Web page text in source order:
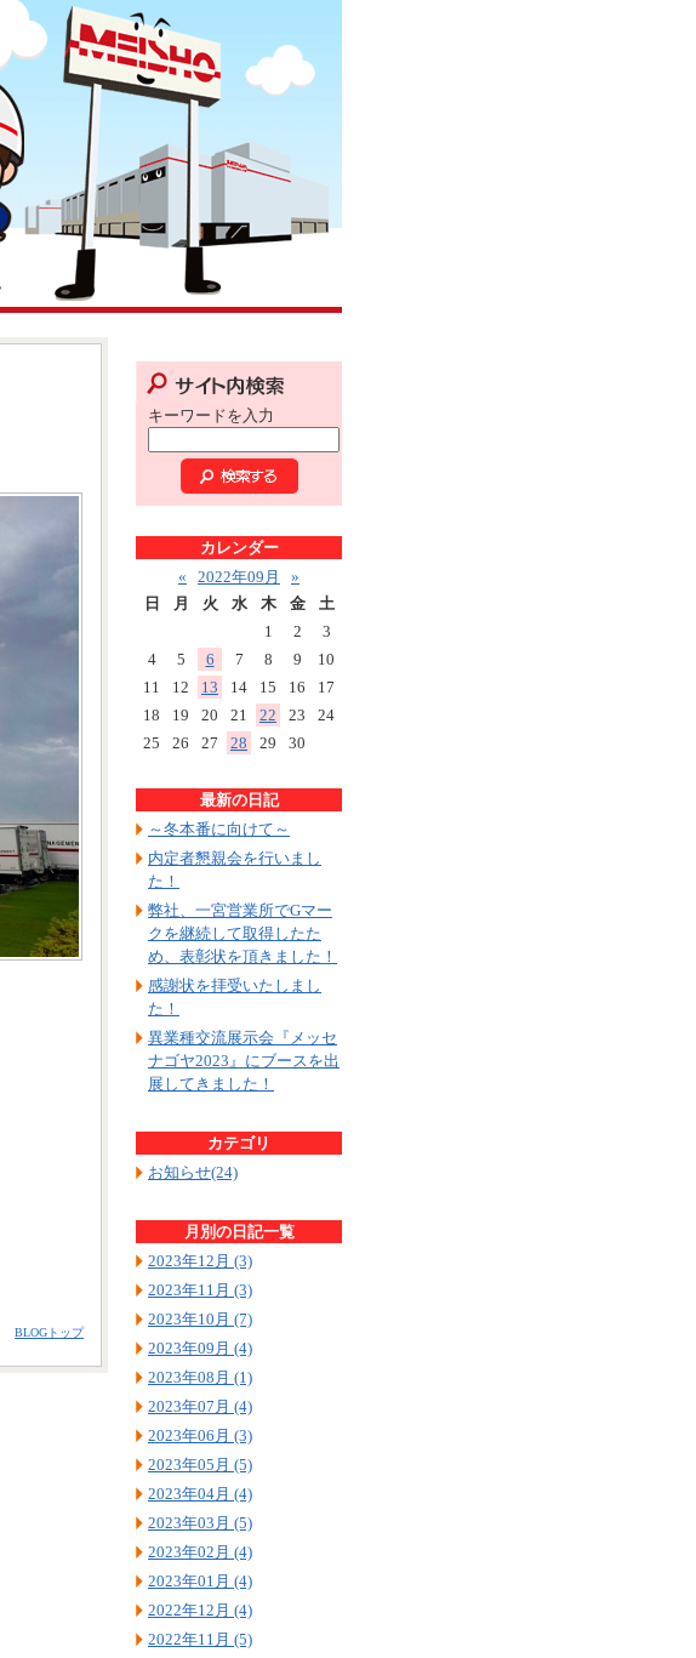
BLOGトップ
キーワードを入力
カレンダー
«
2022年09月
»
日
月 火 水 木 金
土
1
2
3
4
5 6 7 8 9
10
11
12 13 14 15 16
17
18
19 20 21 22 23
24
25
26 27 28 29 30
最新の日記
～冬本番に向けて～
内定者懇親会を行いまし
た！
弊社、一宮営業所でGマー
クを継続して取得したた
め、表彰状を頂きました！
感謝状を拝受いたしまし
た！
異業種交流展示会『メッセ
ナゴヤ2023』にブースを出
展してきました！
カテゴリ
お知らせ(24)
月別の日記一覧
2023年12月 (3)
2023年11月 (3)
2023年10月 (7)
2023年09月 (4)
2023年08月 (1)
2023年07月 (4)
2023年06月 (3)
2023年05月 (5)
2023年04月 (4)
2023年03月 (5)
2023年02月 (4)
2023年01月 (4)
2022年12月 (4)
2022年11月 (5)